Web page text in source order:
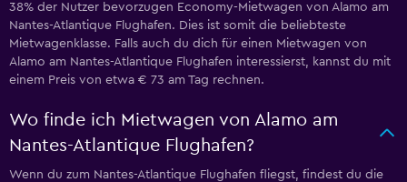
38% der Nutzer bevorzugen Economy-Mietwagen von Alamo am
Nantes-Atlantique Flughafen. Dies ist somit die beliebteste
Mietwagenklasse. Falls auch du dich für einen Mietwagen von
Alamo am Nantes-Atlantique Flughafen interessierst, kannst du mit
einem Preis von etwa € 73 am Tag rechnen.
Wo finde ich Mietwagen von Alamo am
Nantes-Atlantique Flughafen?
Wenn du zum Nantes-Atlantique Flughafen fliegst, findest du die